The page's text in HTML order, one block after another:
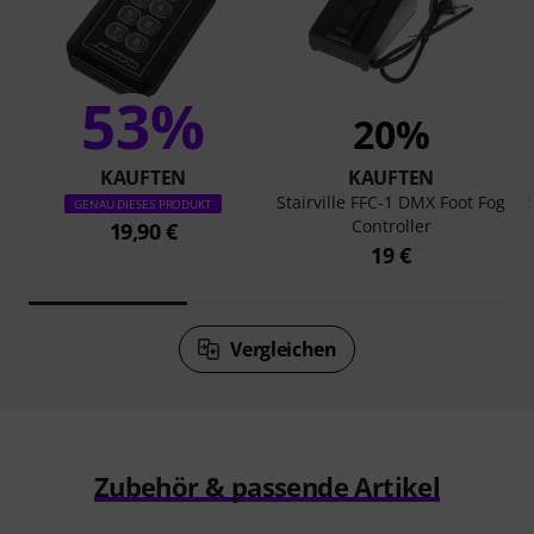
53%
KAUFTEN
GENAU DIESES PRODUKT
19,90 €
20%
KAUFTEN
Stairville FFC-1 DMX Foot Fog
Controller
19 €
Vergleichen
Zubehör & passende Artikel